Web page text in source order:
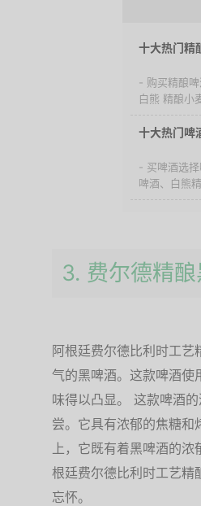
十大热门精
- 购买精酿
白熊 精酿小
十大热门啤
- 买啤酒选
啤酒、白熊
3. 费尔德精
阿根廷费尔德比利时工
气的黑啤酒。这款啤酒使
味得以凸显。 这款啤酒
尝。它具有浓郁的焦糖
上，它既有着黑啤酒的
根廷费尔德比利时工艺
忘怀。